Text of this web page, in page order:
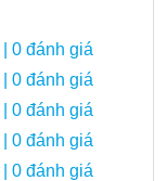
| 0 đánh giá
| 0 đánh giá
| 0 đánh giá
| 0 đánh giá
| 0 đánh giá